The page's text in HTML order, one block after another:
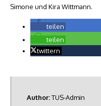
Simone und Kira Wittmann.
teilen
teilen
twittern
Author:TUS-Admin